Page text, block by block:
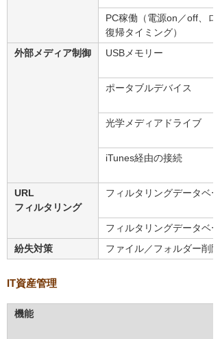
PC稼働（電源on／off、
復帰タイミング）
外部メディア制御
USBメモリー
ポータブルデバイス
光学メディアドライブ
iTunes経由の接続
URL
フィルタリング
フィルタリングデータベ
フィルタリングデータベ
紛失対策
ファイル／フォルダー削除
IT資産管理
機能